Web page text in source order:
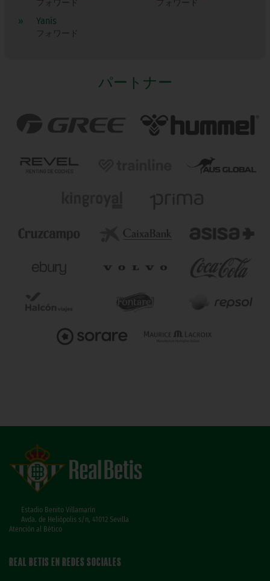
フォワード フォワード
» Yanís
フォワード
パートナー
Estadio Benito Villamarín
Avda. de Heliópolis s/n, 41012 Sevilla
Atención al Bético
REAL BETIS EN REDES SOCIALES